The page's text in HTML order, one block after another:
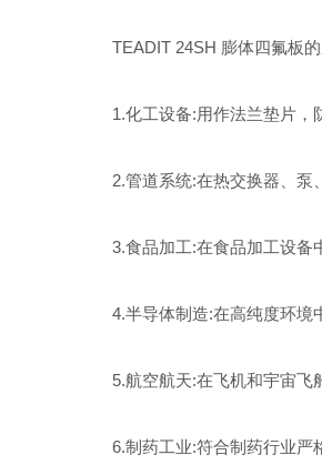
TEADIT 24SH 膨体四氟板的
1.化工设备:用作法兰垫片，防
2.管道系统:在热交换器、泵、
3.食品加工:在食品加工设备中
4.半导体制造:在高纯度环境中
5.航空航天:在飞机和宇宙飞船
6.制药工业:符合制药行业严格